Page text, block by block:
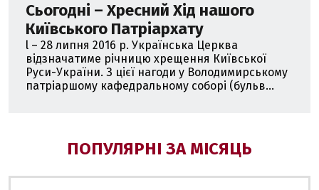
Сьогодні – Хресний Хід нашого
Київського Патріархату
l – 28 липня 2016 р. Українська Церква
відзначатиме річницю хрещення Київської
Руси-України. З цієї нагоди у Володимирському
патріаршому кафедральному соборі (бульв...
ПОПУЛЯРНІ ЗА МІСЯЦЬ